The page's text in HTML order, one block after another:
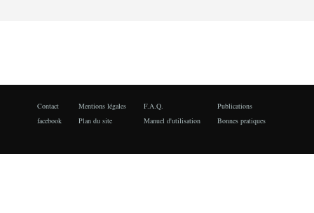
Contact
facebook
Mentions légales
Plan du site
F.A.Q.
Manuel d'utilisation
Publications
Bonnes pratiques